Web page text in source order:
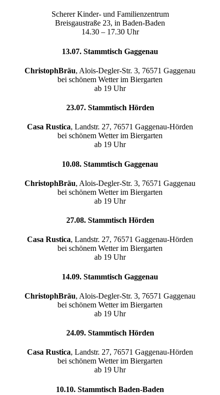
Scherer Kinder- und Familienzentrum
Breisgaustraße 23, in Baden-Baden
14.30 – 17.30 Uhr
13.07. Stammtisch Gaggenau
ChristophBräu, Alois-Degler-Str. 3, 76571 Gaggenau
bei schönem Wetter im Biergarten
ab 19 Uhr
23.07. Stammtisch Hörden
Casa Rustica, Landstr. 27, 76571 Gaggenau-Hörden
bei schönem Wetter im Biergarten
ab 19 Uhr
10.08. Stammtisch Gaggenau
ChristophBräu, Alois-Degler-Str. 3, 76571 Gaggenau
bei schönem Wetter im Biergarten
ab 19 Uhr
27.08. Stammtisch Hörden
Casa Rustica, Landstr. 27, 76571 Gaggenau-Hörden
bei schönem Wetter im Biergarten
ab 19 Uhr
14.09. Stammtisch Gaggenau
ChristophBräu, Alois-Degler-Str. 3, 76571 Gaggenau
bei schönem Wetter im Biergarten
ab 19 Uhr
24.09. Stammtisch Hörden
Casa Rustica, Landstr. 27, 76571 Gaggenau-Hörden
bei schönem Wetter im Biergarten
ab 19 Uhr
10.10. Stammtisch Baden-Baden